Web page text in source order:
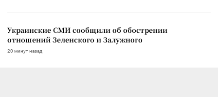
Украинские СМИ сообщили об обострении
отношений Зеленского и Залужного
20 минут назад